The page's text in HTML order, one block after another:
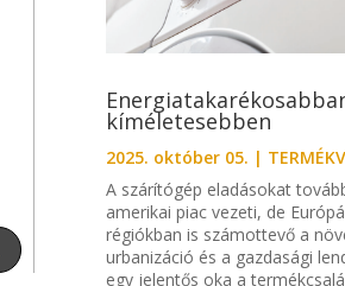
kíméletesebben
2025. október 05. |
A szárítógép eladásokat
amerikai piac vezeti, de
régiókban is számottevő a
urbanizáció és a gazdasági
egy jelentős oka a